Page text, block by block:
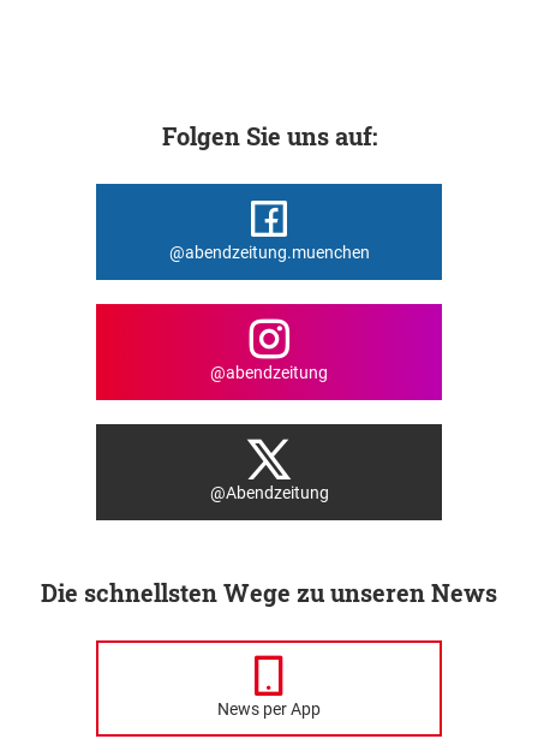
Folgen Sie uns auf:
@abendzeitung.muenchen
@abendzeitung
@Abendzeitung
Die schnellsten Wege zu unseren News
News per App